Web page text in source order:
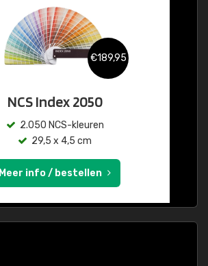
€189,95
NCS Index 2050
2.050 NCS-kleuren
29,5 x 4,5 cm
Meer info / bestellen